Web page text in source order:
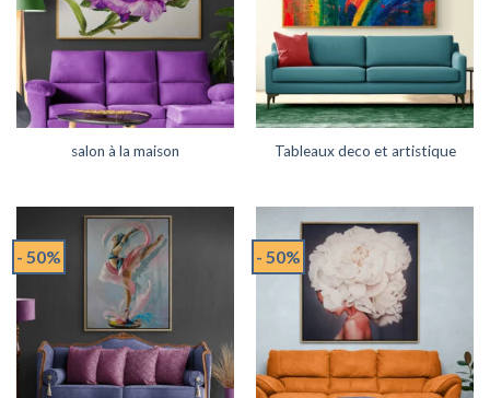
salon à la maison Tableaux deco et artistique
- 50% - 50%